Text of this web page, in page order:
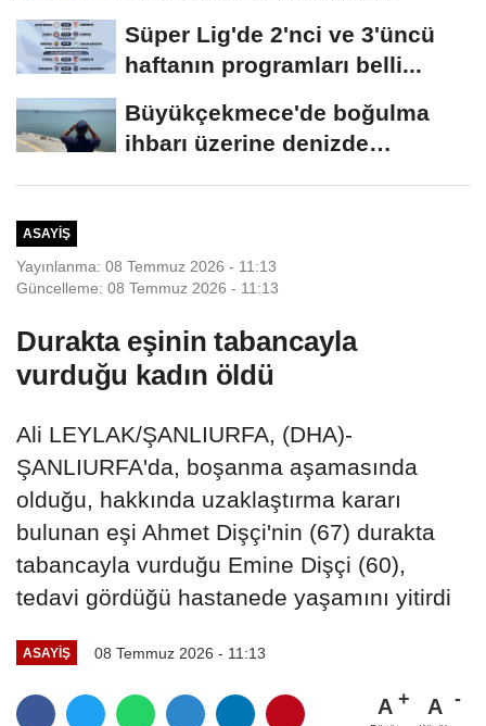
Süper Lig'de 2'nci ve 3'üncü
haftanın programları belli...
Büyükçekmece'de boğulma
ihbarı üzerine denizde
ASAYIŞ
Yayınlanma: 08 Temmuz 2026 - 11:13
Güncelleme: 08 Temmuz 2026 - 11:13
Durakta eşinin tabancayla
vurduğu kadın öldü
Ali LEYLAK/ŞANLIURFA, (DHA)-
ŞANLIURFA'da, boşanma aşamasında
olduğu, hakkında uzaklaştırma kararı
bulunan eşi Ahmet Dişçi'nin (67) durakta
tabancayla vurduğu Emine Dişçi (60),
tedavi gördüğü hastanede yaşamını yitirdi
ASAYIŞ 08 Temmuz 2026 - 11:13
A A